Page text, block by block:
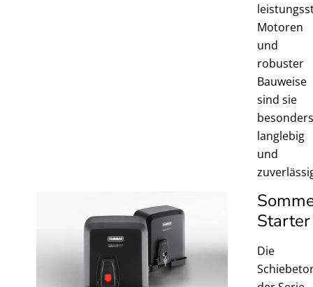
Motoren
und
robuster
Bauweise
sind sie
langlebig
und
Starter
Die